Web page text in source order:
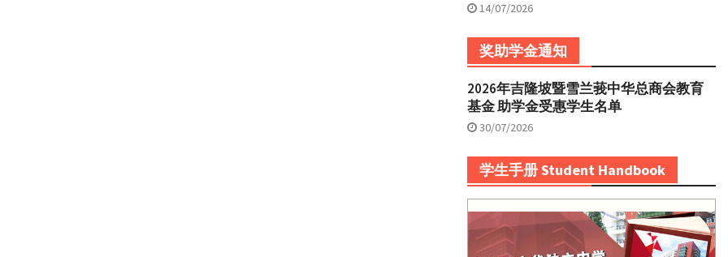
14/07/2026
奖助学金通知
2026年吉隆坡暨雪兰莪中华总商会教育
基金 助学金受惠学生名单
30/07/2026
学生手册 Student Handbook